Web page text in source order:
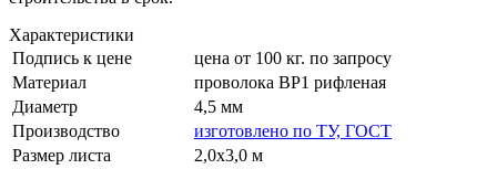
Характеристики
Подпись к цене
цена от 100 кг. по запросу
Материал
проволока ВР1 рифленая
Диаметр
4,5 мм
Производство
изготовлено по ТУ, ГОСТ
Размер листа
2,0х3,0 м